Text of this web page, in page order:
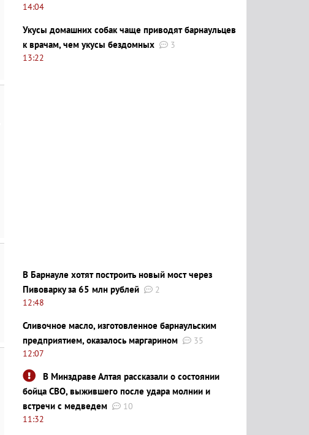
14:04
Укусы домашних собак чаще приводят барнаульцев
к врачам, чем укусы бездомных
3
13:22
В Барнауле хотят построить новый мост через
Пивоварку за 65 млн рублей
2
12:48
Сливочное масло, изготовленное барнаульским
предприятием, оказалось маргарином
35
12:07
В Минздраве Алтая рассказали о состоянии
бойца СВО, выжившего после удара молнии и
встречи с медведем
10
11:32